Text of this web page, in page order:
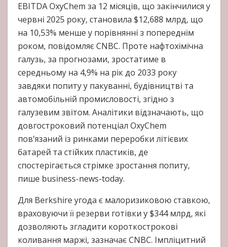
EBITDA OxyChem за 12 місяців, що закінчилися у
червні 2025 року, становила $12,688 млрд, що
на 10,53% менше у порівнянні з попереднім
роком, повідомляє CNBC. Проте нафтохімічна
галузь, за прогнозами, зростатиме в
середньому на 4,9% на рік до 2033 року
завдяки попиту у пакуванні, будівництві та
автомобільній промисловості, згідно з
галузевим звітом. Аналітики відзначають, що
довгостроковий потенціал OxyChem
пов’язаний із ринками переробки літієвих
батарей та стійких пластиків, де
спостерігається стрімке зростання попиту,
пише business-news-today.
Для Berkshire угода є малоризиковою ставкою,
враховуючи її резерви готівки у $344 млрд, які
дозволяють згладити короткострокові
коливання маржі, зазначає CNBC. Імпліцитний